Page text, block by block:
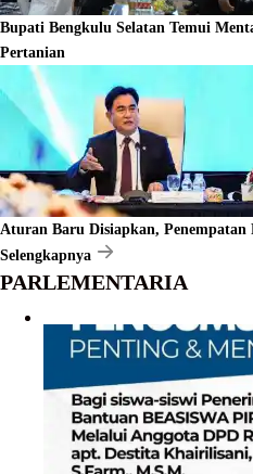
Bupati Bengkulu Selatan Temui
Pertanian
Aturan Baru Disiapkan,
Selengkapnya
PARLEMENTARIA